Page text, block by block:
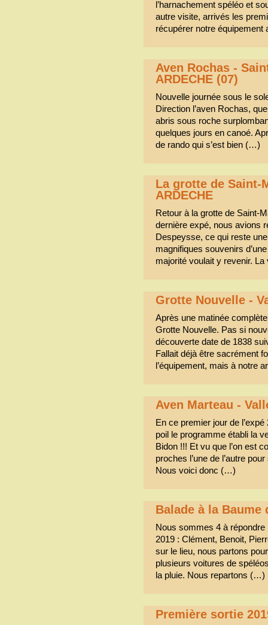
l’harnachement spéléo et
autre visite, arrivés les
récupérer notre
Aven Rochas -
ARDECHE (07)
Nouvelle journée sous le
Direction l’aven Rochas,
abris sous roche
quelques jours en canoé.
de rando qui s’est bien (…)
La grotte de Saint-
ARDECHE
Retour à la grotte de Saint-
dernière expé, nous avions
Despeysse, ce qui reste
magnifiques souvenirs
majorité voulait y revenir.
Grotte Nouvelle -
Après une matinée
Grotte Nouvelle. Pas si
découverte date de 1838
Fallait déjà être sacrément
l’équipement, mais à notre
Aven Marteau -
En ce premier jour de
poil le programme établi la
Bidon !!! Et vu que l’on est
proches l’une de l’autre
Nous voici donc (…)
Balade à la Baume
Nous sommes 4 à
2019 : Clément, Benoit,
sur le lieu, nous partons
plusieurs voitures de
la pluie. Nous repartons (…)
Première sortie